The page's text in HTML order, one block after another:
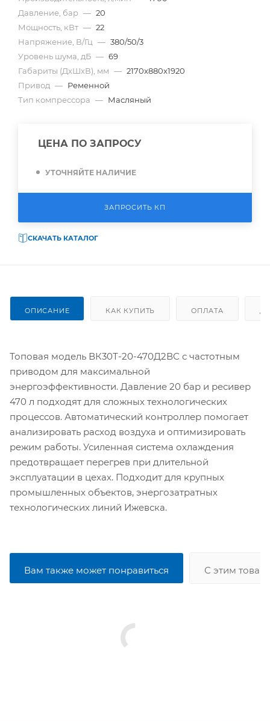
Давление, бар — 20
Мощность, кВт — 22
Напряжение, В/Гц — 380/50/3
Уровень шума, дБ — 69
Габариты (ДхШхВ), мм — 2170x880x1920
Привод — Ременной
Тип компрессора — Масляный
ЦЕНА ПО ЗАПРОСУ
УТОЧНЯЙТЕ НАЛИЧИЕ
ЗАПРОСИТЬ КП
СКАЧАТЬ КАТАЛОГ
ОПИСАНИЕ КАК КУПИТЬ ОПЛАТА
Топовая модель ВК30Т-20-470Д2ВС с частотным
приводом для максимальной
энергоэффективности. Давление 20 бар и ресивер
470 л подходят для сложных технологических
процессов. Автоматический контроллер помогает
анализировать расход воздуха и оптимизировать
режим работы. Усиленная система охлаждения
предотвращает перегрев при длительной
эксплуатации в цехах. Подходит для крупных
промышленных объектов, энергозатратных
технологических линий Ижевска.
Вам также может понравиться С этим